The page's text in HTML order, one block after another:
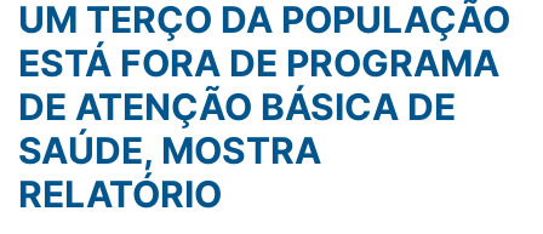
UM TERÇO DA POPULAÇÃO
ESTÁ FORA DE PROGRAMA
DE ATENÇÃO BÁSICA DE
SAÚDE, MOSTRA
RELATÓRIO